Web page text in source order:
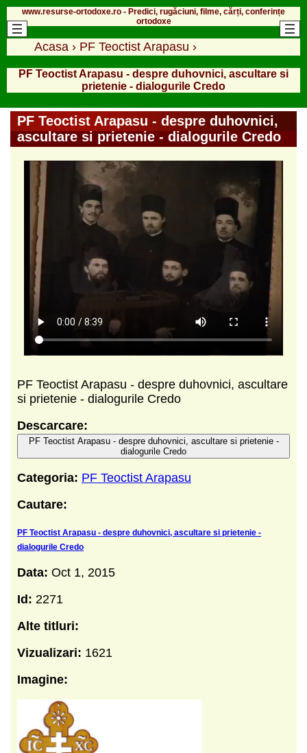
www.resurse-ortodoxe.ro - Predici, rugăciuni, filme, cărți, conferințe
ortodoxe
Acasa › PF Teoctist Arapasu ›
PF Teoctist Arapasu - despre duhovnici, ascultare si
prietenie - dialogurile Credo
PF Teoctist Arapasu - despre duhovnici,
ascultare si prietenie - dialogurile Credo
PF Teoctist Arapasu - despre duhovnici, ascultare
si prietenie - dialogurile Credo
Descarcare:
PF Teoctist Arapasu - despre duhovnici, ascultare si prietenie -
dialogurile Credo
Categoria: PF Teoctist Arapasu
Cautare:
PF Teoctist Arapasu - despre duhovnici, ascultare si prietenie -
dialogurile Credo
Data: Oct 1, 2015
Id: 2271
Alte titluri:
Vizualizari: 1621
Imagine: